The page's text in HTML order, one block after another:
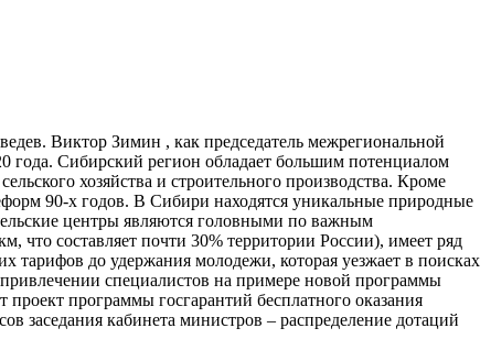
Виктор Зимин , как председатель межрегиональной
года. Сибирский регион обладает большим потенциалом
хозяйства и строительного производства. Кроме
90-х годов. В Сибири находятся уникальные природные
центры являются головными по важным
составляет почти 30% территории России), имеет ряд
тарифов до удержания молодежи, которая уезжает в поисках
специалистов на примере новой программы
программы госгарантий бесплатного оказания
кабинета министров – распределение дотаций